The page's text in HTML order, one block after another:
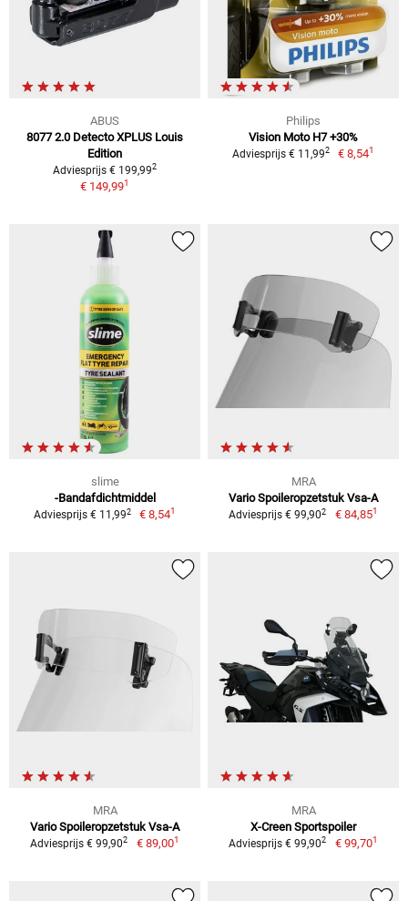
ABUS
8077 2.0 Detecto XPLUS Louis
Edition
Adviesprijs € 199,992
€ 149,991
Philips
Vision Moto H7 +30%
Adviesprijs € 11,992 € 8,541
slime
-Bandafdichtmiddel
Adviesprijs € 11,992 € 8,541
MRA
Vario Spoileropzetstuk Vsa-A
Adviesprijs € 99,902 € 84,851
MRA
Vario Spoileropzetstuk Vsa-A
Adviesprijs € 99,902 € 89,001
MRA
X-Creen Sportspoiler
Adviesprijs € 99,902 € 99,701